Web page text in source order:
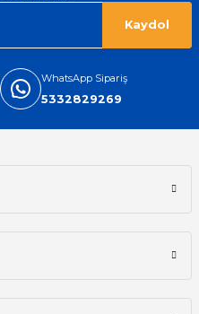
Kaydol
WhatsApp Sipariş
5332829269